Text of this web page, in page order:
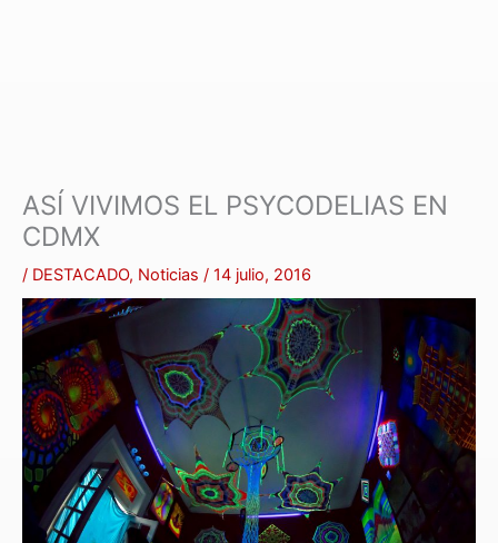
ASÍ VIVIMOS EL PSYCODELIAS EN
CDMX
/ DESTACADO, Noticias / 14 julio, 2016